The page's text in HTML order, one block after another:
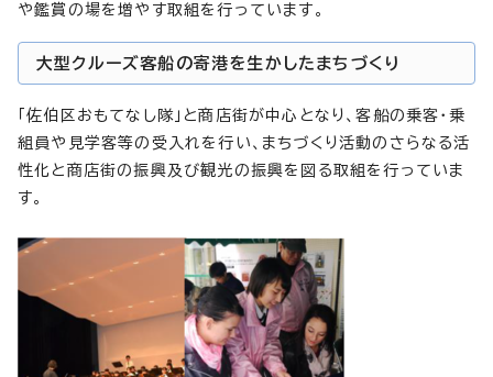
や鑑賞の場を増やす取組を行っています。
大型クルーズ客船の寄港を生かしたまちづくり
「佐伯区おもてなし隊」と商店街が中心となり、客船の乗客・乗
組員や見学客等の受入れを行い、まちづくり活動のさらなる活
性化と商店街の振興及び観光の振興を図る取組を行っていま
す。